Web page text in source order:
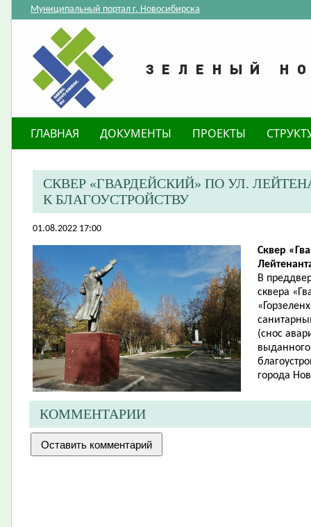
Муниципальный портал г. Новосибирска
ГЛАВНАЯ ДОКУМЕНТЫ ПРОЕКТЫ
​СКВЕР «ГВАРДЕЙСКИЙ» ПО УЛ.
К БЛАГОУСТРОЙСТВУ
01.08.2022 17:00
Сквер
В
сквера
(снос
города
КОММЕНТАРИИ